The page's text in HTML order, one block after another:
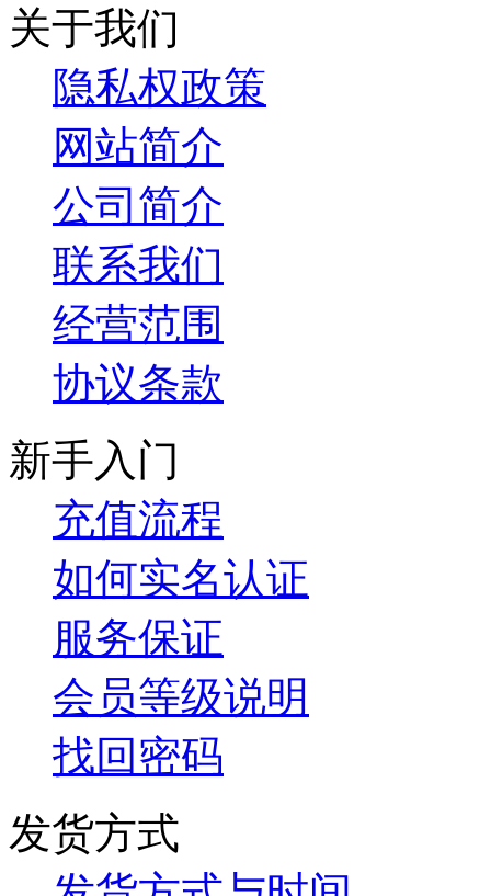
关于我们
隐私权政策
网站简介
公司简介
联系我们
经营范围
协议条款
新手入门
充值流程
如何实名认证
服务保证
会员等级说明
找回密码
发货方式